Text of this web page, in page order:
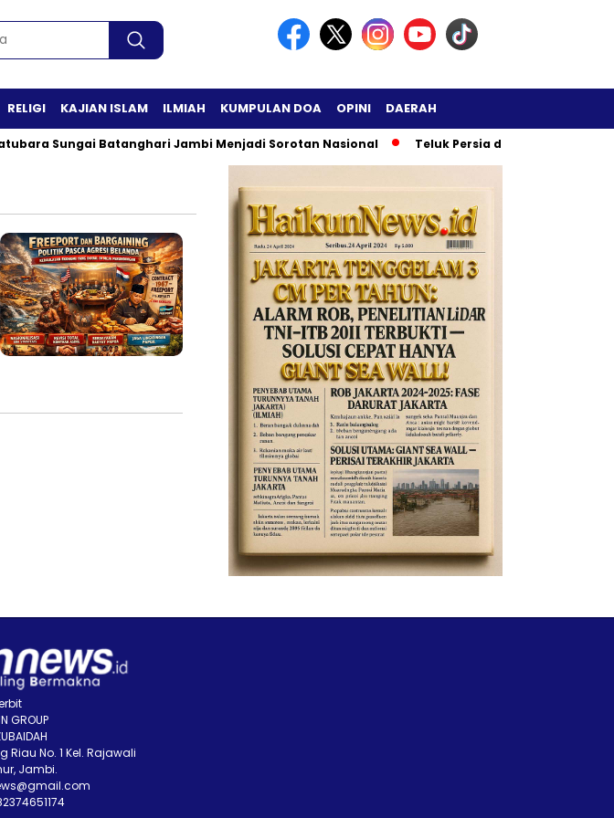
RELIGI KAJIAN ISLAM ILMIAH KUMPULAN DOA OPINI DAERAH
Sungai Batanghari Jambi Menjadi Sorotan Nasional Teluk Persia di Ambang Ledakan
GROUP
No. 1 Kel. Rajawali
Jambi.